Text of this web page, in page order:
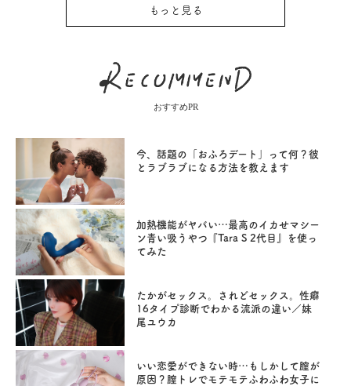
もっと見る
おすすめPR
今、話題の「おふろデート」って何？彼
とラブラブになる方法を教えます
加熱機能がヤバい…最高のイカせマシー
ン青い吸うやつ『Tara S 2代目』を使っ
てみた
たかがセックス。されどセックス。性癖
16タイプ診断でわかる流派の違い／妹
尾ユウカ
いい恋愛ができない時…もしかして膣が
原因？膣トレでモテモテふわふわ女子に